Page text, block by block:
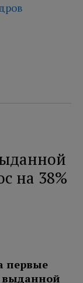
на 38%
первые
выданной